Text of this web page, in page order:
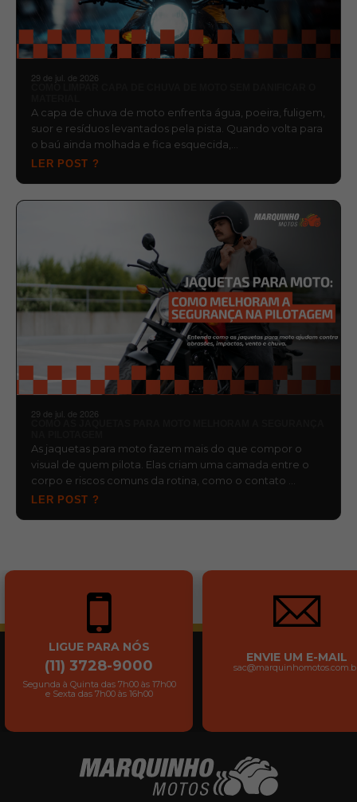
29 de jul. de 2026
A capa de chuva de moto enfrenta água, poeira, fuligem,
suor e resíduos levantados pela pista. Quando volta para
o baú ainda molhada e fica esquecida,…
LER POST ?
29 de jul. de 2026
As jaquetas para moto fazem mais do que compor o
visual de quem pilota. Elas criam uma camada entre o
corpo e riscos comuns da rotina, como o contato …
LER POST ?
LIGUE PARA NÓS
(11) 3728-9000
Segunda à Quinta das 7h00 às 17h00
e Sexta das 7h00 às 16h00
ENVIE UM E-MAIL